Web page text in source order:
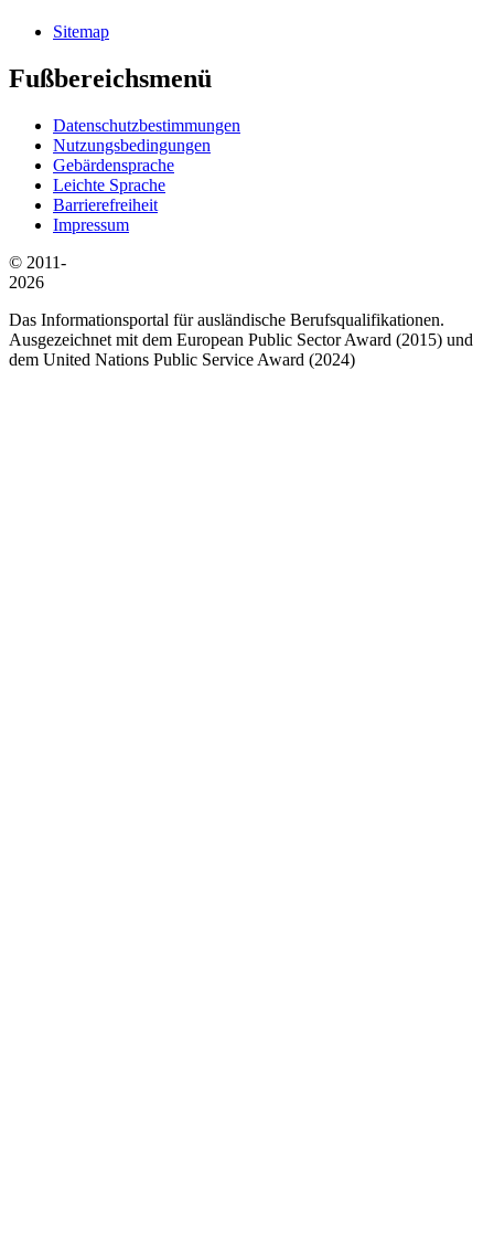
Sitemap
Fußbereichsmenü
Datenschutzbestimmungen
Nutzungsbedingungen
Gebärdensprache
Leichte Sprache
Barrierefreiheit
Impressum
© 2011-
2026
Das Informationsportal für ausländische Berufsqualifikationen.
Ausgezeichnet mit dem European Public Sector Award (2015) und
dem United Nations Public Service Award (2024)